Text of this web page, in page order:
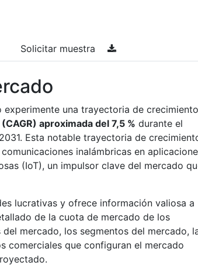
Solicitar muestra
una trayectoria de crecimiento
aproximada del 7,5 % durante el
Esta notable trayectoria de
inalámbricas en
(IoT), un impulsor clave del mercado
lucrativas y ofrece información valiosa a
de la cuota de mercado de los
mercado, los segmentos del mercado,
comerciales que configuran el mercado